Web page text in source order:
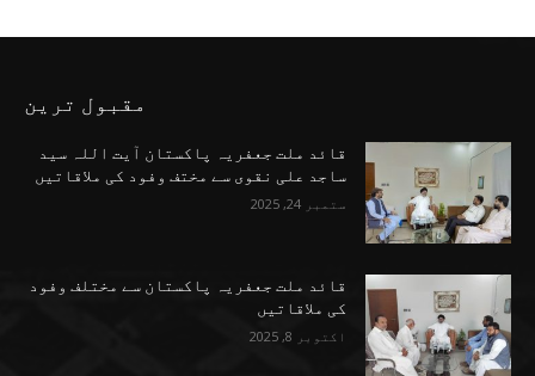
مقبول ترین
قائد ملت جعفریہ پاکستان آیت اللہ سید
ساجد علی نقوی سے مختف وفود کی ملاقاتیں
ستمبر 24, 2025
قائد ملت جعفریہ پاکستان سے مختلف وفود
کی ملاقاتیں
اکتوبر 8, 2025